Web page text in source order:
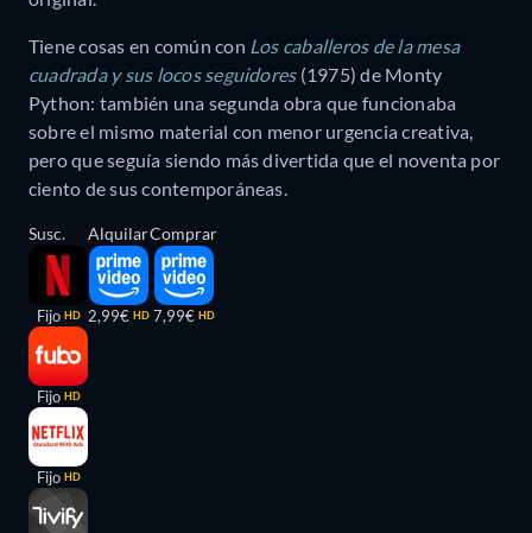
Tiene cosas en común con Los caballeros de la mesa
cuadrada y sus locos seguidores(1975) de Monty
Python: también una segunda obra que funcionaba
sobre el mismo material con menor urgencia creativa,
pero que seguía siendo más divertida que el noventa por
ciento de sus contemporáneas.
Susc.
Fijo HD
Fijo HD
Fijo HD
Alquilar
2,99€ HD
Comprar
7,99€ HD